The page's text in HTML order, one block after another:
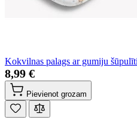
Kokvilnas palags ar gumiju
8,99 €
Pievienot grozam